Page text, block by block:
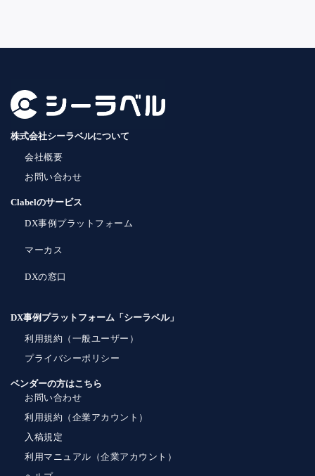
株式会社シーラベルについて
会社概要
お問い合わせ
Clabelのサービス
DX事例プラットフォーム
マーカス
DXの窓口
DX事例プラットフォーム「シーラベル」
利用規約（一般ユーザー）
プライバシーポリシー
ベンダーの方はこちら
お問い合わせ
利用規約（企業アカウント）
入稿規定
利用マニュアル（企業アカウント）